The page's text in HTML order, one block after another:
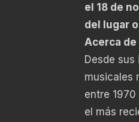
el 18 de
del lugar
Acerca de
Desde sus
musicales
entre
el más